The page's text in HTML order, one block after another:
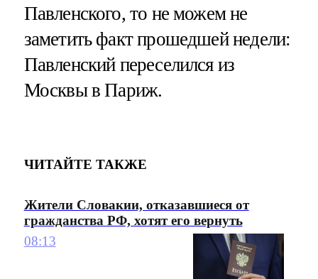
Павленского, то не можем не
заметить факт прошедшей недели:
Павленский переселился из
Москвы в Париж.
ЧИТАЙТЕ ТАКЖЕ
Жители Словакии, отказавшиеся от
гражданства РФ, хотят его вернуть
08:13